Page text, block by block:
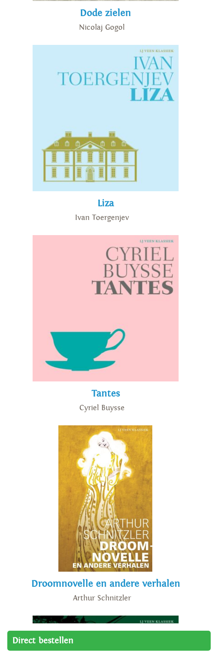
Direct bestellen
Dode zielen
Nicolaj Gogol
Liza
Ivan Toergenjev
Tantes
Cyriel Buysse
Droomnovelle en andere verhalen
Arthur Schnitzler